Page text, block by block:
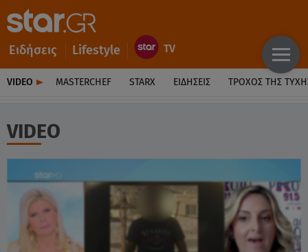
Ειδήσεις Lifestyle
VIDEO MASTERCHEF STARX ΕΙΔΉΣΕΙΣ ΤΡΟΧΌΣ ΤΗΣ
VIDEO